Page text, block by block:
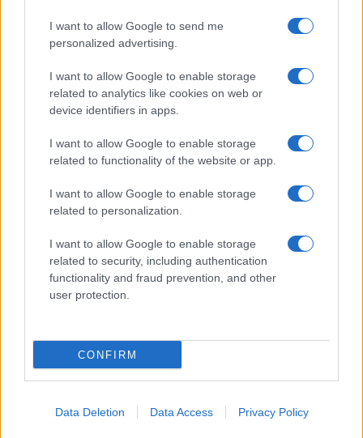
I want to allow Google to send me
personalized advertising.
I want to allow Google to enable storage
related to analytics like cookies on web or
device identifiers in apps.
I want to allow Google to enable storage
related to functionality of the website or app.
I want to allow Google to enable storage
related to personalization.
I want to allow Google to enable storage
related to security, including authentication
functionality and fraud prevention, and other
user protection.
CONFIRM
Data Deletion Data Access Privacy Policy
© 2026 - VOLOSCONTATO CONSIGLI E DIARI DI VIAGGIO - P.IVA
04827280654 – TESTATA REGISTRATA AL TRIBUNALE DI NOCERA
35792 – ISCRITTA ALL’ANSO (ASSOCIAZIONE NAZIONALE STAMPA
ONLINE)
PRIVACY E NOTIFICHE
MAPPA DEL SITO